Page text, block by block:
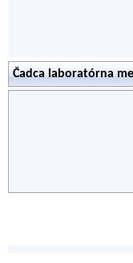
Čadca laboratórna